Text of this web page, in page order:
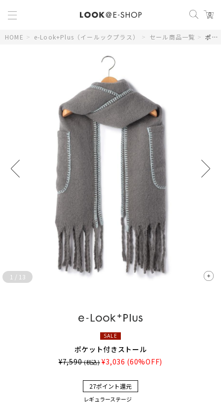
0
HOME > e-Look+Plus（イールックプラス） > セール商品一覧 > ポケット付きストール
1 / 13
SALE
ポケット付きストール
¥7,590(税込) ¥3,036 (60%OFF)
27ポイント還元
レギュラーステージ